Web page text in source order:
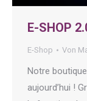
E-SHOP
E-Shop Von
Notre
aujourd’hui !